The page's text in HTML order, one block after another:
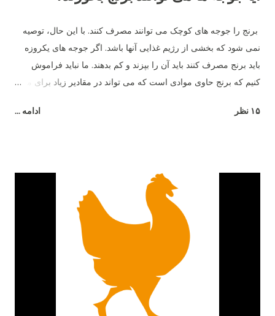
برنج را جوجه های کوچک می توانند مصرف کنند. با این حال، توصیه
نمی شود که بخشی از رژیم غذایی آنها باشد. اگر جوجه های یکروزه
باید برنج مصرف کنند باید آن را بپزند و کم بدهند. ما نباید فراموش
کنیم که برنج حاوی موادی است که می تواند در مقادیر زیاد برای مرغ
۱۵ نظر ادامه ...